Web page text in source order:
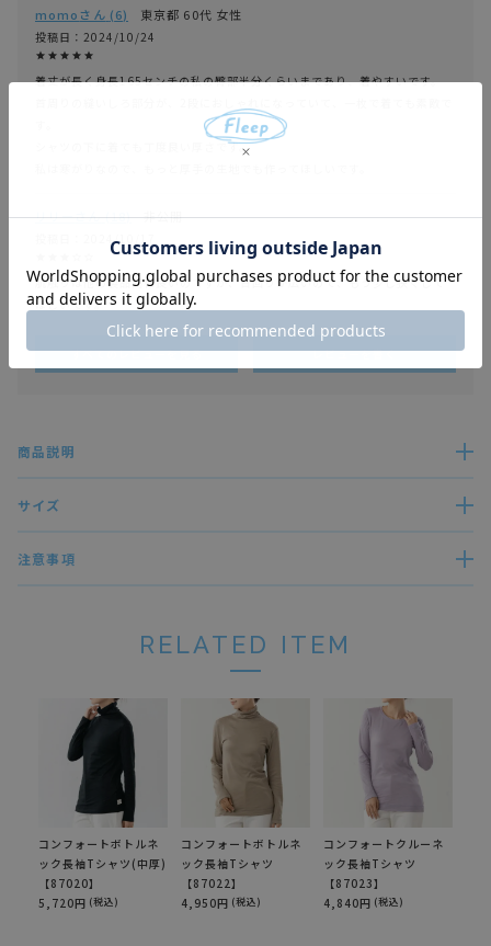
momo 6 東京都 60代 女性
投稿日 2024/10/24
着丈が長く身長165センチの私の臀部半分くらいまであり、着やすいです。
シャツの下に着ても丁度良い厚さです。
リリー 18 非公開
2024/10/17
肌触りは他の製品同様良いのですが、首回りが広いので、もう少し狭くして
ほしいです。
すべてのレビューを見る レビューを書く
商品説明
サイズ
注意事項
RELATED ITEM
コンフォートボトルネ
ック長袖Tシャツ(中厚)
【87020】
5,720円 (税込)
コンフォートボトルネ
ック長袖Tシャツ
【87022】
4,950円 (税込)
コンフォートクルーネ
ック長袖Tシャツ
【87023】
4,840円 (税込)